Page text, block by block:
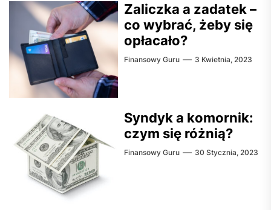
Zaliczka a zadatek –
co wybrać, żeby się
opłacało?
Finansowy Guru 3 Kwietnia, 2023
Syndyk a komornik:
czym się różnią?
Finansowy Guru 30 Stycznia, 2023